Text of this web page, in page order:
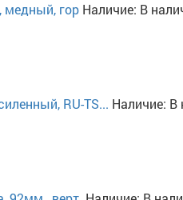
медный, горНаличие: В
RU-TS... Наличие: В